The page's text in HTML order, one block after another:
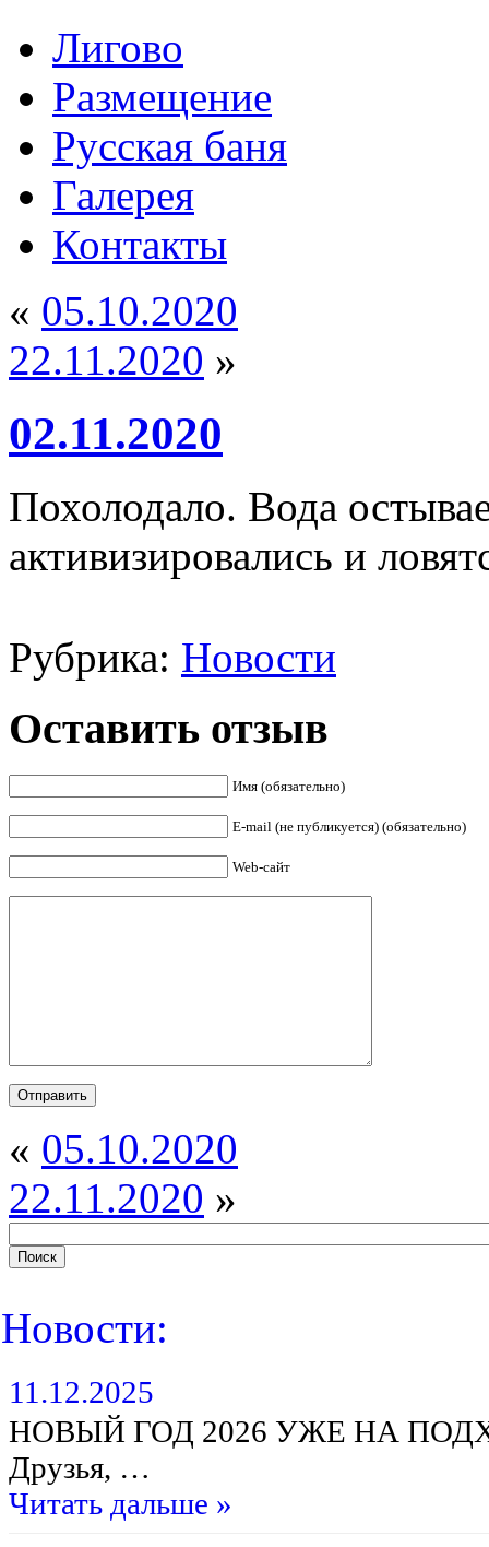
Лигово
Размещение
Русская баня
Галерея
Контакты
« 05.10.2020
22.11.2020 »
02.11.2020
Похолодало. Вода
активизировались и
Рубрика: Новости
Оставить отзыв
Имя (обязательно)
E-mail (не публикуется) (обязательно)
Web-сайт
« 05.10.2020
22.11.2020 »
Новости:
11.12.2025
НОВЫЙ ГОД 2026 УЖЕ НА
Друзья, …
Читать дальше »